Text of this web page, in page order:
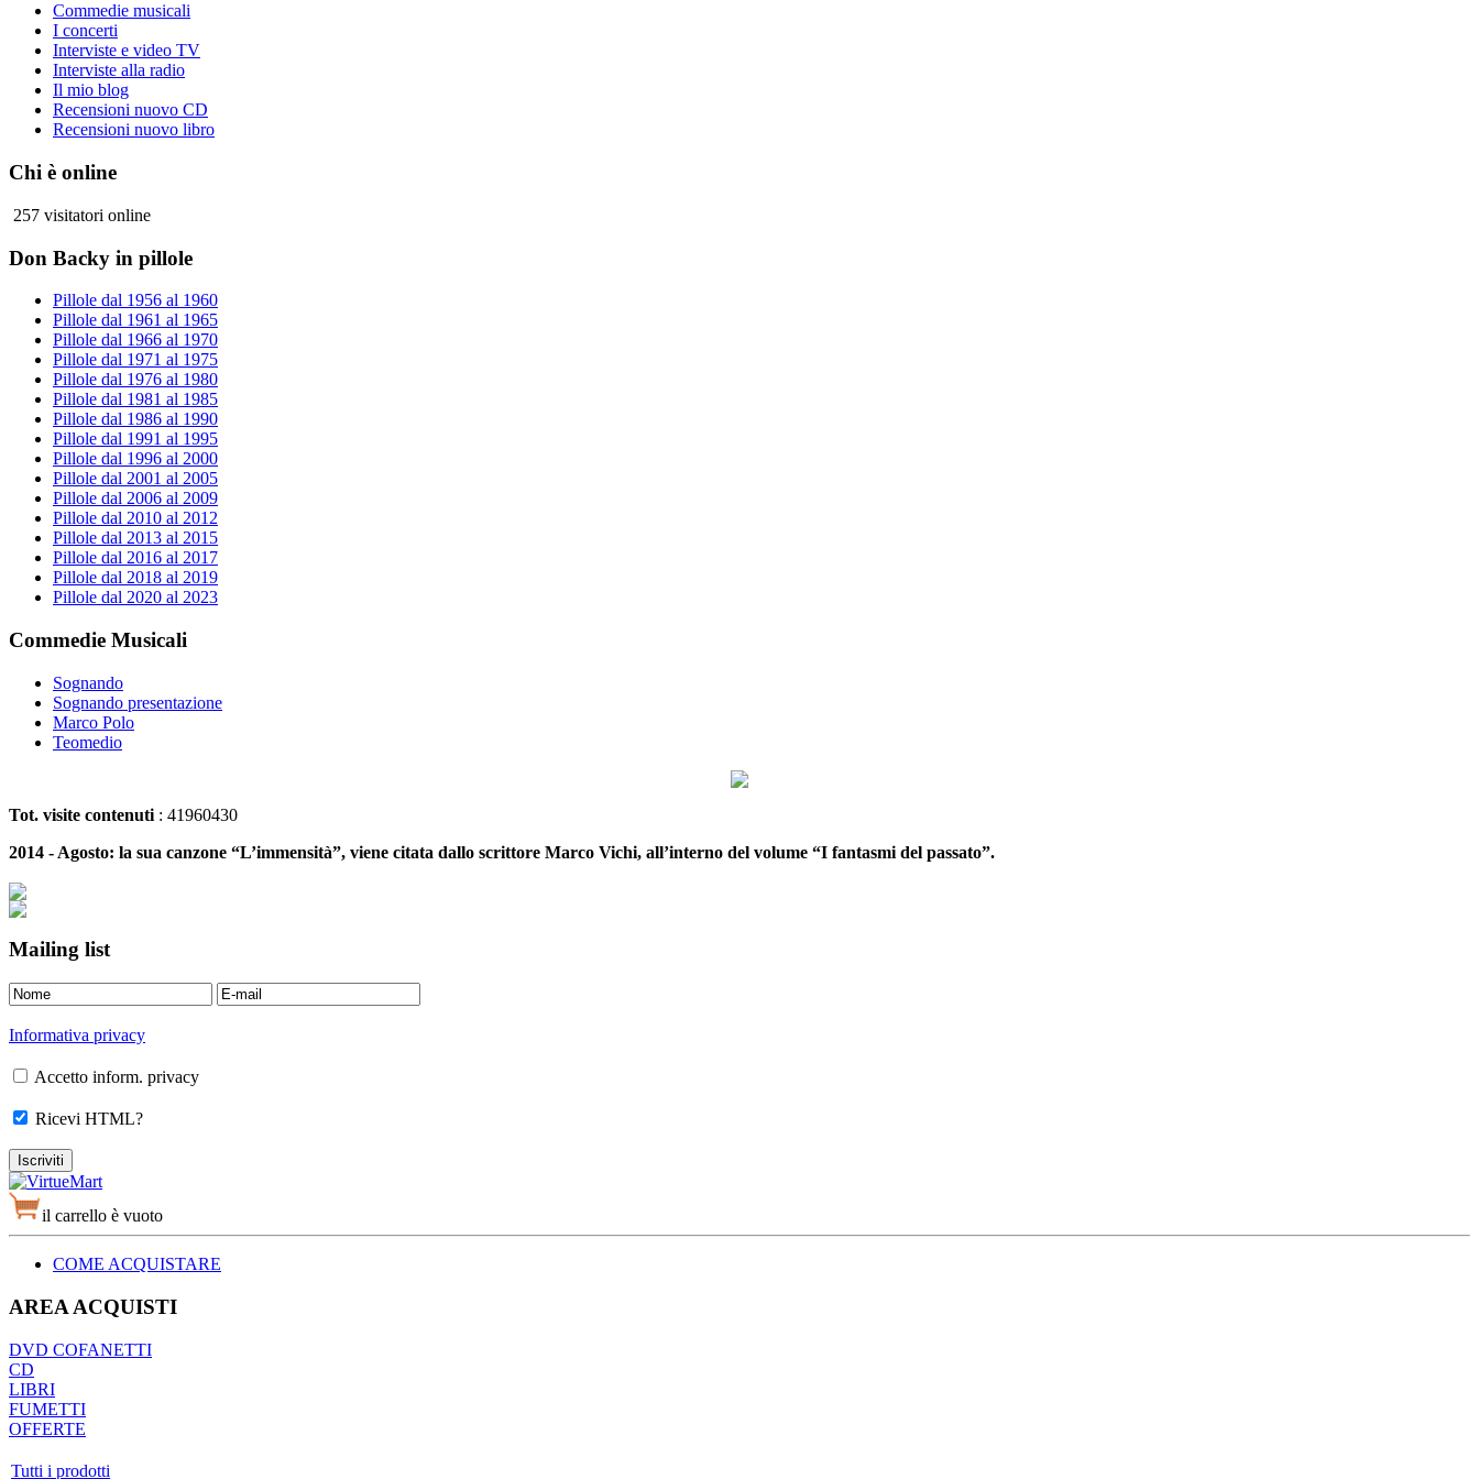
Commedie musicali
I concerti
Interviste e video TV
Interviste alla radio
Il mio blog
Recensioni nuovo CD
Recensioni nuovo libro
Chi è online
257 visitatori online
Don Backy in pillole
Pillole dal 1956 al 1960
Pillole dal 1961 al 1965
Pillole dal 1966 al 1970
Pillole dal 1971 al 1975
Pillole dal 1976 al 1980
Pillole dal 1981 al 1985
Pillole dal 1986 al 1990
Pillole dal 1991 al 1995
Pillole dal 1996 al 2000
Pillole dal 2001 al 2005
Pillole dal 2006 al 2009
Pillole dal 2010 al 2012
Pillole dal 2013 al 2015
Pillole dal 2016 al 2017
Pillole dal 2018 al 2019
Pillole dal 2020 al 2023
Commedie Musicali
Sognando
Sognando presentazione
Marco Polo
Teomedio
Tot. visite contenuti : 41960430
2014 - Agosto: la sua canzone “L’immensità”, viene citata dallo scrittore Marco Vichi, all’interno del volume “I fantasmi del passato”.
Mailing list
Informativa privacy
Accetto inform. privacy
Ricevi HTML?
il carrello è vuoto
COME ACQUISTARE
AREA ACQUISTI
DVD COFANETTI
CD
LIBRI
FUMETTI
OFFERTE
Tutti i prodotti